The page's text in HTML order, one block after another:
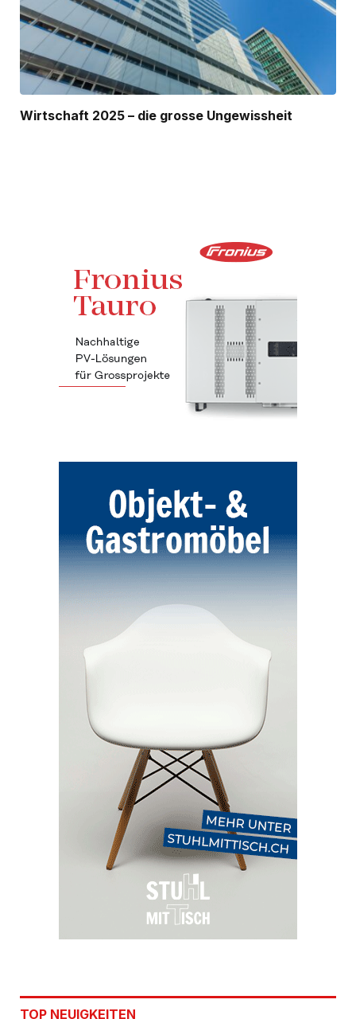
Wirtschaft 2025 – die grosse Ungewissheit
TOP NEUIGKEITEN